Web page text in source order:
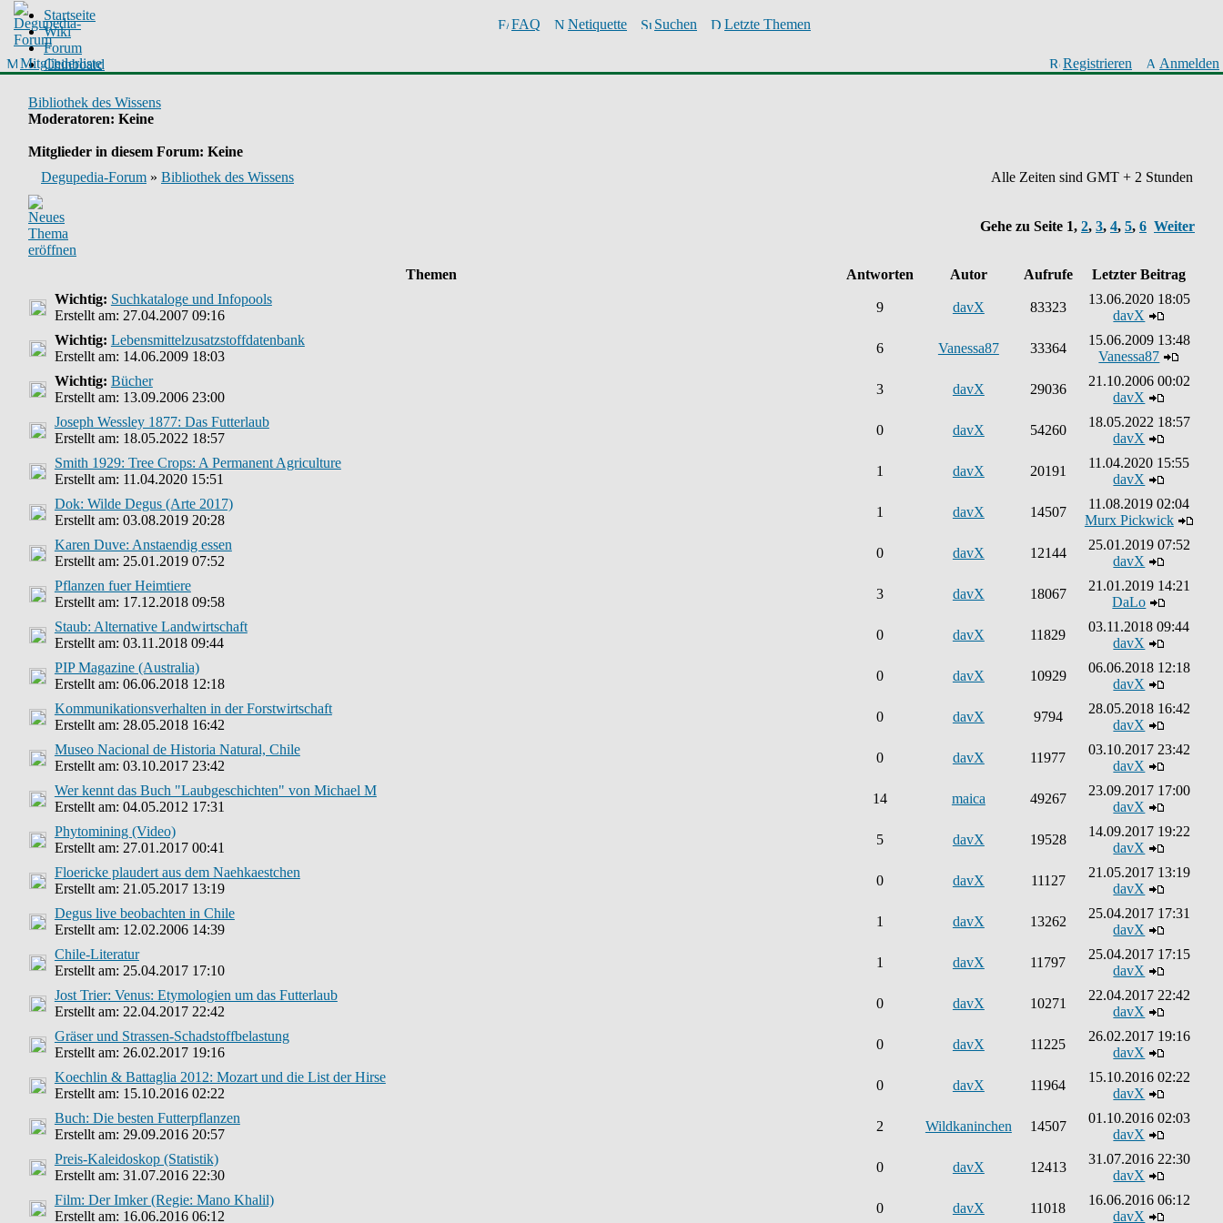
FAQ Netiquette Suchen Letzte Themen
Mitgliederliste Registrieren Anmelden
Startseite
Wiki
Forum
Chinboard
Bibliothek des Wissens
Moderatoren: Keine
Mitglieder in diesem Forum: Keine
Degupedia-Forum » Bibliothek des Wissens Alle Zeiten sind GMT + 2 Stunden
Gehe zu Seite 1, 2, 3, 4, 5, 6 Weiter
Themen Antworten Autor Aufrufe
Letzter Beitrag
Wichtig: Suchkataloge und Infopools
Erstellt am: 27.04.2007 09:16
9 davX 83323
13.06.2020 18:05
davX
Wichtig: Lebensmittelzusatzstoffdatenbank
Erstellt am: 14.06.2009 18:03
6 Vanessa87 33364
15.06.2009 13:48
Vanessa87
Wichtig: Bücher
Erstellt am: 13.09.2006 23:00
3 davX 29036
21.10.2006 00:02
davX
Joseph Wessley 1877: Das Futterlaub
Erstellt am: 18.05.2022 18:57
0 davX 54260
18.05.2022 18:57
davX
Smith 1929: Tree Crops: A Permanent Agriculture
Erstellt am: 11.04.2020 15:51
1 davX 20191
11.04.2020 15:55
davX
Dok: Wilde Degus (Arte 2017)
Erstellt am: 03.08.2019 20:28
1 davX 14507
11.08.2019 02:04
Murx Pickwick
Karen Duve: Anstaendig essen
Erstellt am: 25.01.2019 07:52
0 davX 12144
25.01.2019 07:52
davX
Pflanzen fuer Heimtiere
Erstellt am: 17.12.2018 09:58
3 davX 18067
21.01.2019 14:21
DaLo
Staub: Alternative Landwirtschaft
Erstellt am: 03.11.2018 09:44
0 davX 11829
03.11.2018 09:44
davX
PIP Magazine (Australia)
Erstellt am: 06.06.2018 12:18
0 davX 10929
06.06.2018 12:18
davX
Kommunikationsverhalten in der Forstwirtschaft
Erstellt am: 28.05.2018 16:42
0 davX 9794
28.05.2018 16:42
davX
Museo Nacional de Historia Natural, Chile
Erstellt am: 03.10.2017 23:42
0 davX 11977
03.10.2017 23:42
davX
Wer kennt das Buch "Laubgeschichten" von Michael M
Erstellt am: 04.05.2012 17:31
14 maica 49267
23.09.2017 17:00
davX
Phytomining (Video)
Erstellt am: 27.01.2017 00:41
5 davX 19528
14.09.2017 19:22
davX
Floericke plaudert aus dem Naehkaestchen
Erstellt am: 21.05.2017 13:19
0 davX 11127
21.05.2017 13:19
davX
Degus live beobachten in Chile
Erstellt am: 12.02.2006 14:39
1 davX 13262
25.04.2017 17:31
davX
Chile-Literatur
Erstellt am: 25.04.2017 17:10
1 davX 11797
25.04.2017 17:15
davX
Jost Trier: Venus: Etymologien um das Futterlaub
Erstellt am: 22.04.2017 22:42
0 davX 10271
22.04.2017 22:42
davX
Gräser und Strassen-Schadstoffbelastung
Erstellt am: 26.02.2017 19:16
0 davX 11225
26.02.2017 19:16
davX
Koechlin & Battaglia 2012: Mozart und die List der Hirse
Erstellt am: 15.10.2016 02:22
0 davX 11964
15.10.2016 02:22
davX
Buch: Die besten Futterpflanzen
Erstellt am: 29.09.2016 20:57
2 Wildkaninchen 14507
01.10.2016 02:03
davX
Preis-Kaleidoskop (Statistik)
Erstellt am: 31.07.2016 22:30
0 davX 12413
31.07.2016 22:30
davX
Film: Der Imker (Regie: Mano Khalil)
Erstellt am: 16.06.2016 06:12
0 davX 11018
16.06.2016 06:12
davX